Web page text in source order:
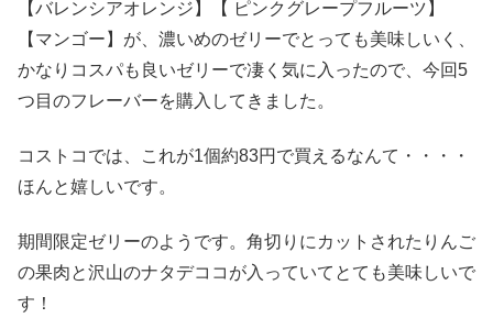
【バレンシアオレンジ】【 ピンクグレープフルーツ】
【マンゴー】が、濃いめのゼリーでとっても美味しいく、
かなりコスパも良いゼリーで凄く気に入ったので、今回5
つ目のフレーバーを購入してきました。
コストコでは、これが1個約83円で買えるなんて・・・・
ほんと嬉しいです。
期間限定ゼリーのようです。角切りにカットされたりんご
の果肉と沢山のナタデココが入っていてとても美味しいで
す！